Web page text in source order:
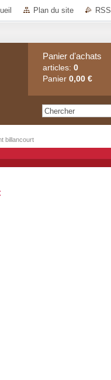
Plan du site RSS
Panier dʼachats
articles: 0
Panier 0,00 €
billancourt